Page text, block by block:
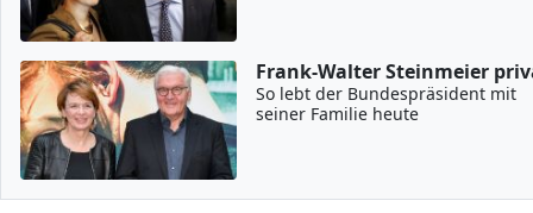
Frank-Walter Steinmeier
So lebt der Bundespräsident mit
seiner Familie heute